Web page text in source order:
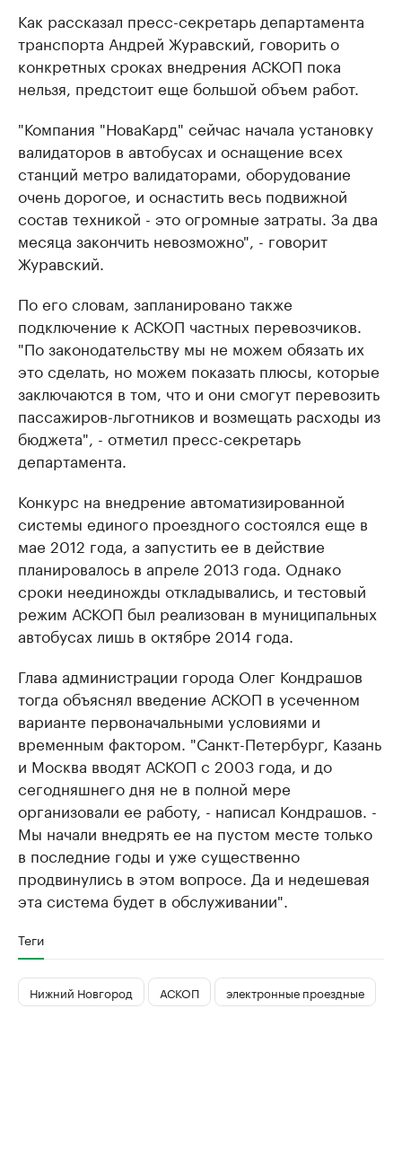
Как рассказал пресс-секретарь департамента
транспорта Андрей Журавский, говорить о
конкретных сроках внедрения АСКОП пока
нельзя, предстоит еще большой объем работ.
"Компания "НоваКард" сейчас начала установку
валидаторов в автобусах и оснащение всех
станций метро валидаторами, оборудование
очень дорогое, и оснастить весь подвижной
состав техникой - это огромные затраты. За два
месяца закончить невозможно", - говорит
Журавский.
По его словам, запланировано также
подключение к АСКОП частных перевозчиков.
"По законодательству мы не можем обязать их
это сделать, но можем показать плюсы, которые
заключаются в том, что и они смогут перевозить
пассажиров-льготников и возмещать расходы из
бюджета", - отметил пресс-секретарь
департамента.
Конкурс на внедрение автоматизированной
системы единого проездного состоялся еще в
мае 2012 года, а запустить ее в действие
планировалось в апреле 2013 года. Однако
сроки неединожды откладывались, и тестовый
режим АСКОП был реализован в муниципальных
автобусах лишь в октябре 2014 года.
Глава администрации города Олег Кондрашов
тогда объяснял введение АСКОП в усеченном
варианте первоначальными условиями и
временным фактором. "Санкт-Петербург, Казань
и Москва вводят АСКОП с 2003 года, и до
сегодняшнего дня не в полной мере
организовали ее работу, - написал Кондрашов. -
Мы начали внедрять ее на пустом месте только
в последние годы и уже существенно
продвинулись в этом вопросе. Да и недешевая
эта система будет в обслуживании".
Теги
Нижний Новгород АСКОП электронные проездные